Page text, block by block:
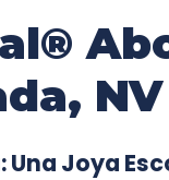
NV
Joya